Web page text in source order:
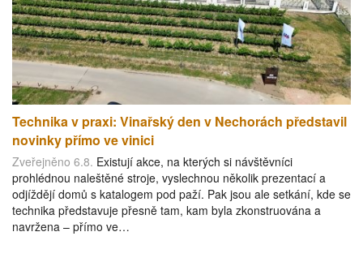
Technika v praxi: Vinařský den v Nechorách představil
novinky přímo ve vinici
Zveřejněno 6.8. Existují akce, na kterých si návštěvníci
prohlédnou naleštěné stroje, vyslechnou několik prezentací a
odjíždějí domů s katalogem pod paží. Pak jsou ale setkání, kde se
technika představuje přesně tam, kam byla zkonstruována a
navržena – přímo ve…